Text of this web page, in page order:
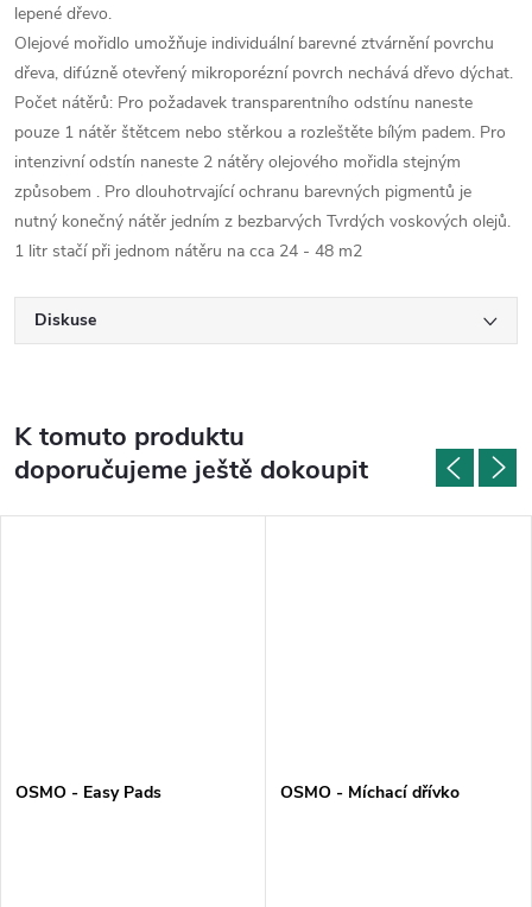
lepené dřevo.
Olejové mořidlo umožňuje individuální barevné ztvárnění povrchu
dřeva, difúzně otevřený mikroporézní povrch nechává dřevo dýchat.
Počet nátěrů: Pro požadavek transparentního odstínu naneste
pouze 1 nátěr štětcem nebo stěrkou a rozleštěte bílým padem. Pro
intenzivní odstín naneste 2 nátěry olejového mořidla stejným
způsobem . Pro dlouhotrvající ochranu barevných pigmentů je
nutný konečný nátěr jedním z bezbarvých Tvrdých voskových olejů.
1 litr stačí při jednom nátěru na cca 24 - 48 m2
Diskuse
K tomuto produktu
doporučujeme ještě dokoupit
OSMO - Easy Pads OSMO - Míchací dřívko